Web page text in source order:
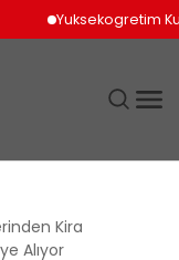
Yuksekogretim
Kira
Alıyor